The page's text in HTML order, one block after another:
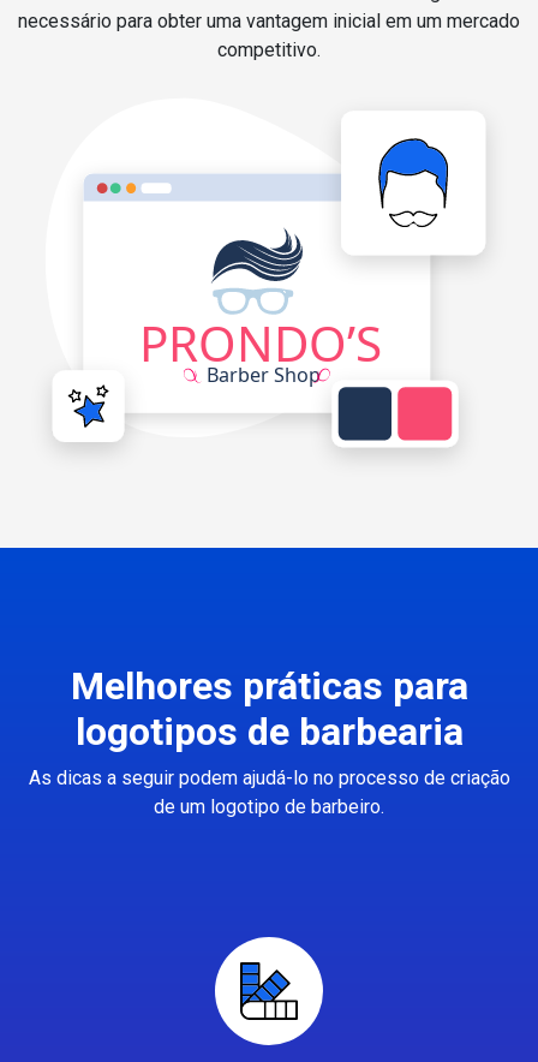
necessário para obter uma vantagem inicial em um mercado
competitivo.
Melhores práticas para
logotipos de barbearia
As dicas a seguir podem ajudá-lo no processo de criação
de um logotipo de barbeiro.